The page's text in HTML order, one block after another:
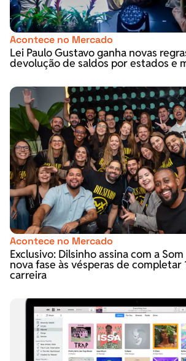
Acontece no Mercado
Lei Paulo Gustavo ganha novas
devolução de saldos por estados e
Acontece no Mercado
Exclusivo: Dilsinho assina com a
nova fase às vésperas de completar
carreira